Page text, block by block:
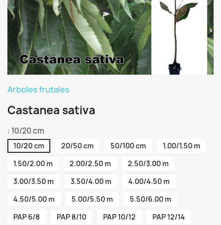
Arboles frutales
Castanea sativa
: 10/20 cm
10/20 cm 20/50 cm 50/100 cm
1.00/1.50 m
1.50/2.00 m
2.00/2.50 m
2.50/3.00 m
3.00/3.50 m
3.50/4.00 m
4.00/4.50 m
4.50/5.00 m
5.00/5.50 m
5.50/6.00 m
PAP 6/8
PAP 8/10 PAP 10/12
PAP 12/14